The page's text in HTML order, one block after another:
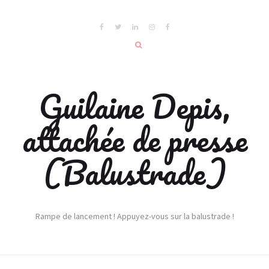
Guilaine Depis,
attachée de presse
(Balustrade)
Rampe de lancement ! Appuyez-vous sur la balustrade !